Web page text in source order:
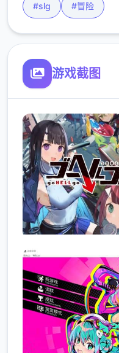
#slg #冒险
游戏截图